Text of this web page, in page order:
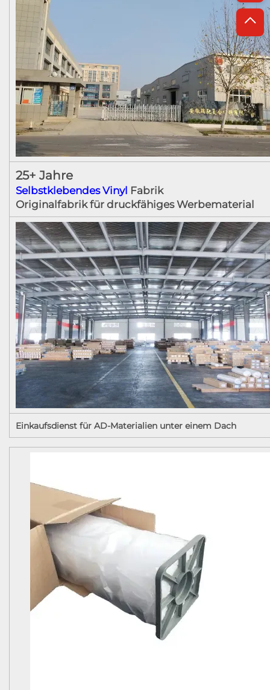
25+ Jahre
Selbstklebendes Vinyl Fabrik
Originalfabrik für druckfähiges Werbematerial
Einkaufsdienst für AD-Materialien unter einem Dach